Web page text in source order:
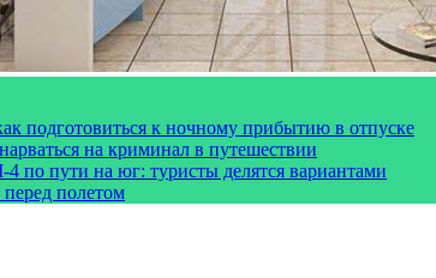
подготовиться к ночному прибытию в отпуске
на криминал в путешествии
по пути на юг: туристы делятся вариантами
полетом